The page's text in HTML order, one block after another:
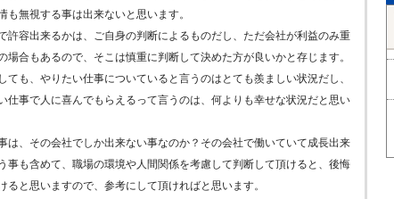
も無視する事は出来ないと思います。
許容出来るかは、ご自身の判断によるものだし、ただ会社が利益のみ重
場合もあるので、そこは慎重に判断して決めた方が良いかと存じます。
ても、やりたい仕事についていると言うのはとても羨ましい状況だし、
仕事で人に喜んでもらえるって言うのは、何よりも幸せな状況だと思い
は、その会社でしか出来ない事なのか？その会社で働いていて成長出来
事も含めて、職場の環境や人間関係を考慮して判断して頂けると、後悔
ると思いますので、参考にして頂ければと思います。